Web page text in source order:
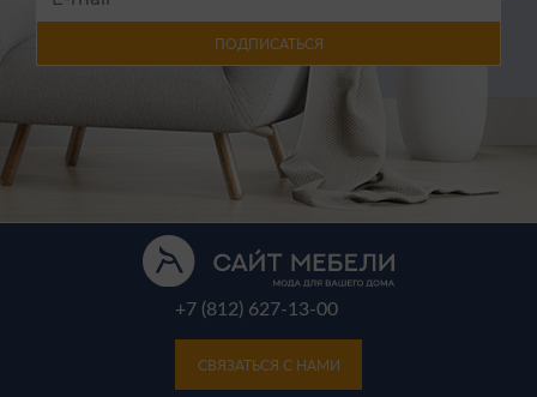
ПОДПИСАТЬСЯ
+7 (812) 627-13-00
СВЯЗАТЬСЯ С НАМИ